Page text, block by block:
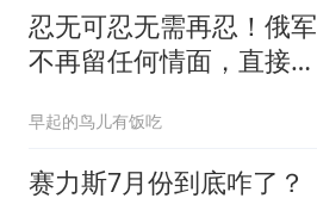
忍无可忍无需再忍！俄军
不再留任何情面，直接炸
早起的鸟儿有饭吃
赛力斯7月份到底咋了？